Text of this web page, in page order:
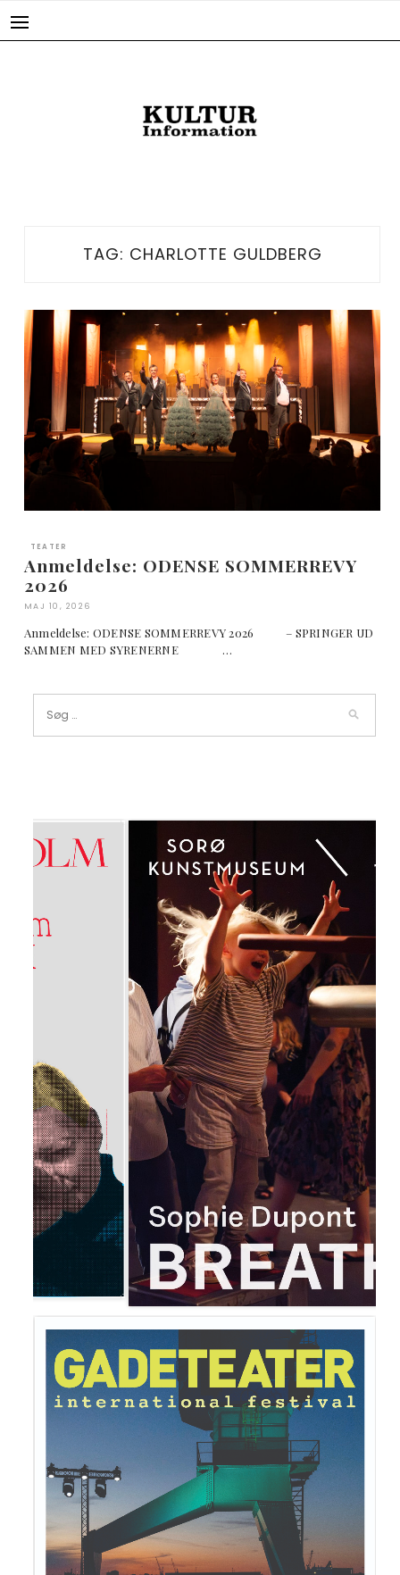
TAG: CHARLOTTE GULDBERG
TEATER
Anmeldelse: ODENSE SOMMERREVY
2026
MAJ 10, 2026
Anmeldelse: ODENSE SOMMERREVY 2026 – SPRINGER UD
SAMMEN MED SYRENERNE …